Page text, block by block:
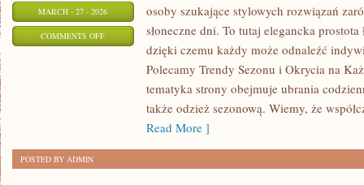
MARCH - 27 - 2026
COMMENTS OFFON
osoby szukające stylowych rozwiązań
słoneczne dni. To tutaj elegancka prostota
dzięki czemu każdy może odnaleźć
Polecamy Trendy Sezonu i Okrycia na
tematyka strony obejmuje ubrania
także odzież sezonową. Wiemy, że
Read More ]
POSTED BY ADMIN